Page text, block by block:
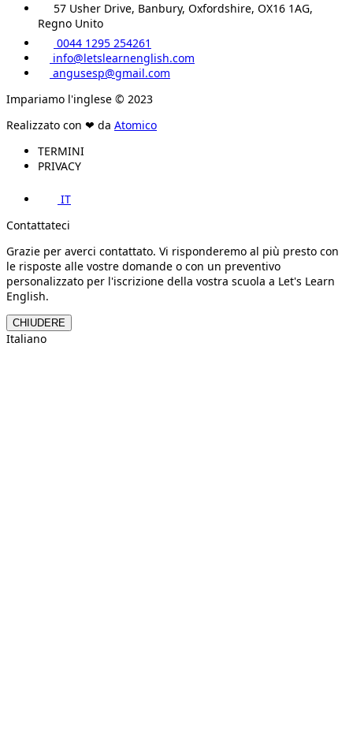
57 Usher Drive, Banbury, Oxfordshire, OX16 1AG,
Regno Unito
0044 1295 254261
info@letslearnenglish.com
angusesp@gmail.com
Impariamo l'inglese © 2023
Realizzato con ❤ da Atomico
TERMINI
PRIVACY
IT
Contattateci
Grazie per averci contattato. Vi risponderemo al più presto con
le risposte alle vostre domande o con un preventivo
personalizzato per l'iscrizione della vostra scuola a Let's Learn
English.
CHIUDERE
Italiano